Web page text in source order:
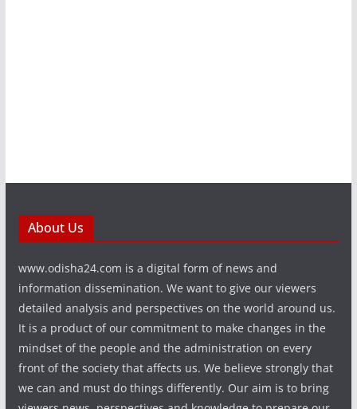
About Us
www.odisha24.com is a digital form of news and
information dissemination. We want to give our viewers
detailed analysis and perspectives on the world around us.
It is a product of our commitment to make changes in the
mindset of the people and the administration on every
front of the society that affects us. We believe strongly that
we can and must do things differently. Our aim is to bring